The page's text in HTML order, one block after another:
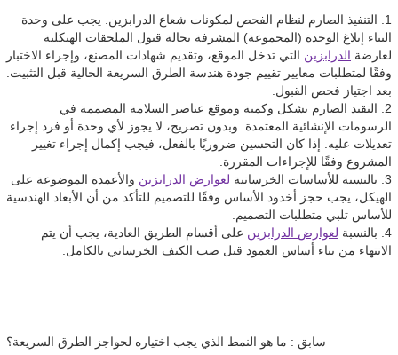
1. التنفيذ الصارم لنظام الفحص لمكونات شعاع الدرابزين. يجب على وحدة
البناء إبلاغ الوحدة (المجموعة) المشرفة بحالة قبول الملحقات الهيكلية
لعارضة الدرابزين التي تدخل الموقع، وتقديم شهادات المصنع، وإجراء الاختبار
وفقًا لمتطلبات معايير تقييم جودة هندسة الطرق السريعة الحالية قبل التثبيت.
بعد اجتياز فحص القبول.
2. التقيد الصارم بشكل وكمية وموقع عناصر السلامة المصممة في
الرسومات الإنشائية المعتمدة. وبدون تصريح، لا يجوز لأي وحدة أو فرد إجراء
تعديلات عليه. إذا كان التحسين ضروريًا بالفعل، فيجب إكمال إجراء تغيير
المشروع وفقًا للإجراءات المقررة.
3. بالنسبة للأساسات الخرسانية
لعوارض الدرابزين والأعمدة الموضوعة على
الهيكل، يجب حجز أخدود الأساس وفقًا للتصميم للتأكد من أن الأبعاد الهندسية
للأساس تلبي متطلبات التصميم.
4. بالنسبة
لعوارض الدرابزين على أقسام الطريق العادية، يجب أن يتم
الانتهاء من بناء أساس العمود قبل صب الكتف الخرساني بالكامل.
سابق : ما هو النمط الذي يجب اختياره لحواجز الطرق السريعة؟